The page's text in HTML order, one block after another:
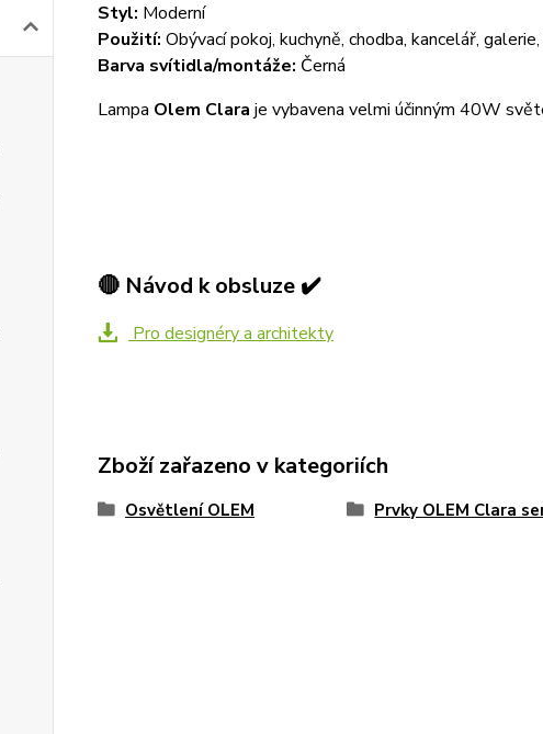
Styl: Moderní
Použití: Obývací pokoj, kuchyně, chodba, kancelář,
Barva svítidla/montáže: Černá
Lampa Olem Clara je vybavena velmi účinným 40W
🔴 Návod k obsluze ✔️
Pro designéry a architekty
Zboží zařazeno v kategoriích
Osvětlení OLEM Prvky OLEM Clara